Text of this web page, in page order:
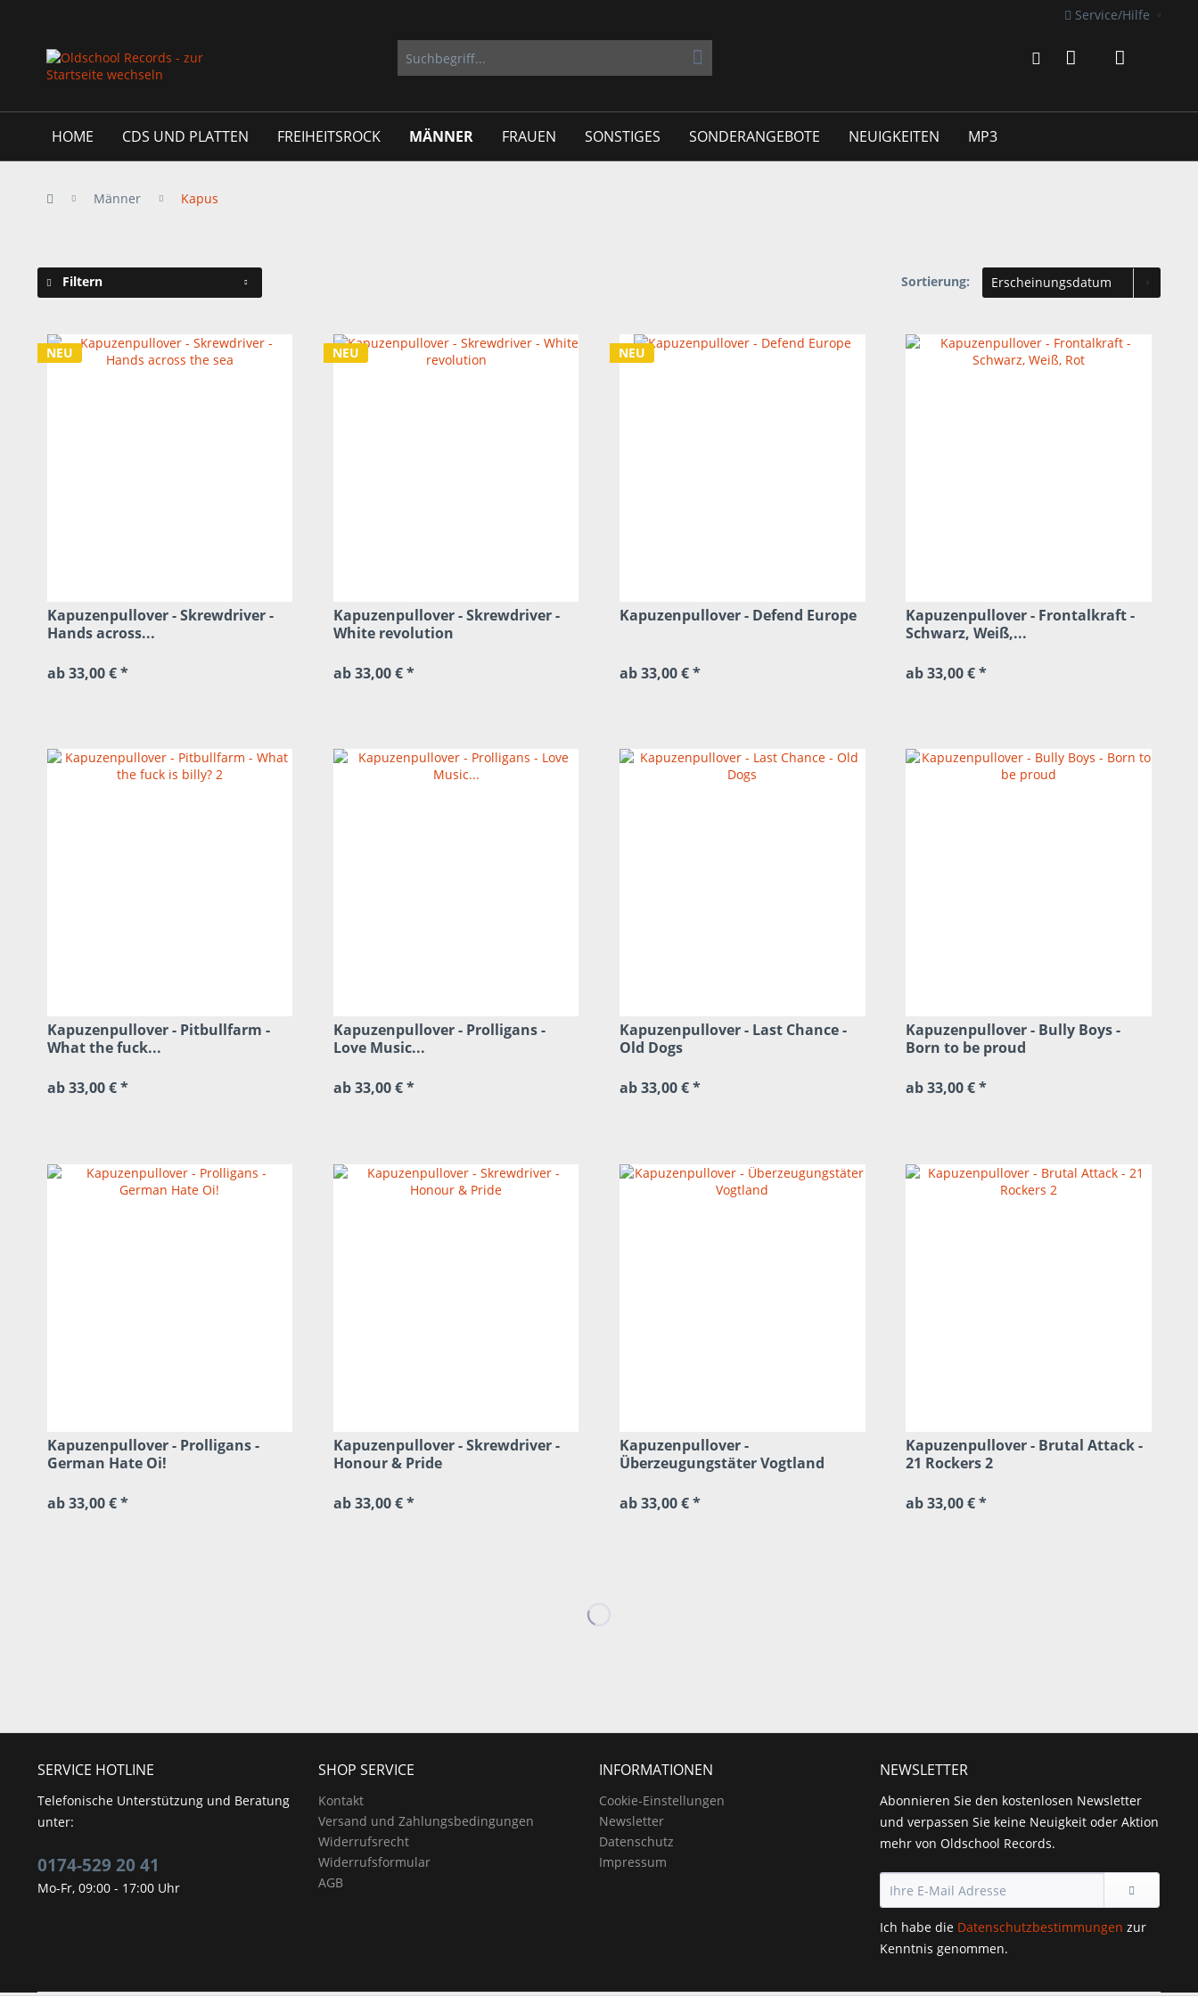
Service/Hilfe
HOME CDS UND PLATTEN FREIHEITSROCK MÄNNER FRAUEN SONSTIGES SONDERANGEBOTE NEUIGKEITEN MP3
Männer Kapus
Filtern Sortierung:
NEU
Kapuzenpullover - Skrewdriver -
Hands across...
ab 33,00 € *
NEU
Kapuzenpullover - Skrewdriver -
White revolution
ab 33,00 € *
NEU
Kapuzenpullover - Defend Europe
ab 33,00 € *
Kapuzenpullover - Frontalkraft -
Schwarz, Weiß,...
ab 33,00 € *
Kapuzenpullover - Pitbullfarm -
What the fuck...
ab 33,00 € *
Kapuzenpullover - Prolligans -
Love Music...
ab 33,00 € *
Kapuzenpullover - Last Chance -
Old Dogs
ab 33,00 € *
Kapuzenpullover - Bully Boys -
Born to be proud
ab 33,00 € *
Kapuzenpullover - Prolligans -
German Hate Oi!
ab 33,00 € *
Kapuzenpullover - Skrewdriver -
Honour & Pride
ab 33,00 € *
Kapuzenpullover -
Überzeugungstäter Vogtland
ab 33,00 € *
Kapuzenpullover - Brutal Attack -
21 Rockers 2
ab 33,00 € *
SERVICE HOTLINE
Telefonische Unterstützung und Beratung
unter:
0174-529 20 41
Mo-Fr, 09:00 - 17:00 Uhr
SHOP SERVICE
Kontakt
Versand und Zahlungsbedingungen
Widerrufsrecht
Widerrufsformular
AGB
INFORMATIONEN
Cookie-Einstellungen
Newsletter
Datenschutz
Impressum
NEWSLETTER
Abonnieren Sie den kostenlosen Newsletter
und verpassen Sie keine Neuigkeit oder Aktion
mehr von Oldschool Records.
Ich habe die Datenschutzbestimmungen zur
Kenntnis genommen.